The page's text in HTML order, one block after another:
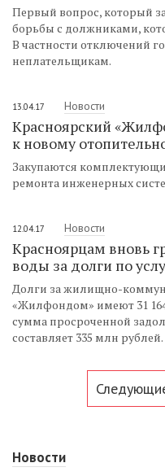
Первый вопрос, который
борьбы с должниками,
В частности отключений
неплательщикам.
13.04.17 Новости
Красноярский
к новому
Закупаются
ремонта инженерных
12.04.17 Новости
Красноярцам вновь
воды за долги по
Долги за жилищно-
«Жилфондом» имеют 31
сумма просроченной
составляет 335 млн рублей.
Новости